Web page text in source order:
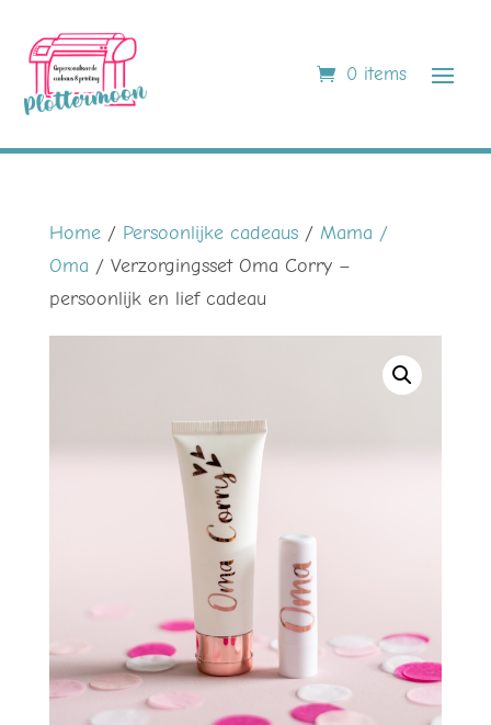
0 items
Home/ Persoonlijke cadeaus/ Mama /
Oma / Verzorgingsset Oma Corry –
persoonlijk en lief cadeau